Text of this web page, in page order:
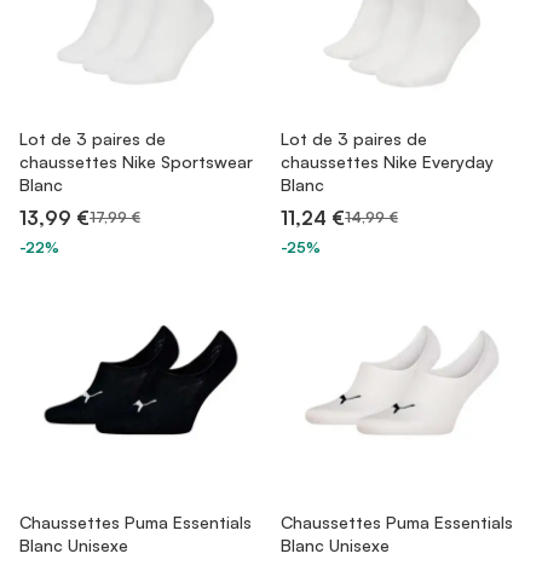
Lot de 3 paires de
chaussettes Nike Sportswear
Blanc
13,99 €17,99 €
-22%
Lot de 3 paires de
chaussettes Nike Everyday
Blanc
11,24 €14,99 €
-25%
Chaussettes Puma Essentials
Blanc Unisexe
Chaussettes Puma Essentials
Blanc Unisexe